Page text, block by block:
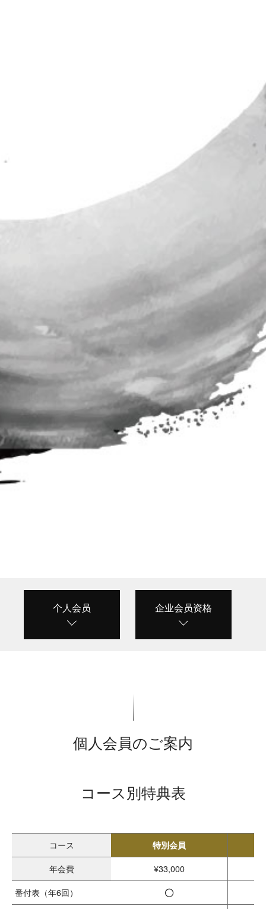
个人会员 企业会员资格
個人会員のご案内
コース別特典表
コース
特別会員
年会費
¥33,000
番付表 （年6回） ◯